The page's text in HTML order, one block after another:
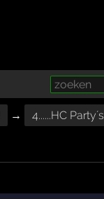
→ 4......HC Party´s